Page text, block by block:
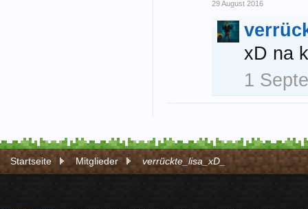
29 August 2016
xD na
1
Startseite Mitglieder verrückte_lisa_xD_